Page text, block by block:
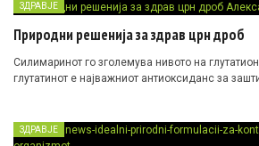
ЗДРАВЈЕ
Природни решенија за здрав црн дроб
Силимаринот го зголемува нивото на
глутатинот е најважниот антиоксиданс за
ЗДРАВЈЕ